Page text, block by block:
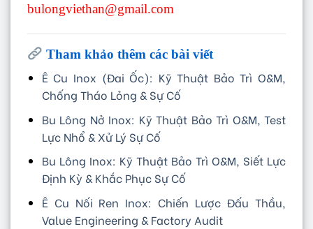
bulongviethan@gmail.com
Tham khảo thêm các bài viết
Ê Cu Inox (Đai Ốc): Kỹ Thuật Bảo Trì O&M,
Chống Tháo Lỏng & Sự Cố
Bu Lông Nở Inox: Kỹ Thuật Bảo Trì O&M, Test
Lực Nhổ & Xử Lý Sự Cố
Bu Lông Inox: Kỹ Thuật Bảo Trì O&M, Siết Lực
Định Kỳ & Khắc Phục Sự Cố
Ê Cu Nối Ren Inox: Chiến Lược Đấu Thầu,
Value Engineering & Factory Audit